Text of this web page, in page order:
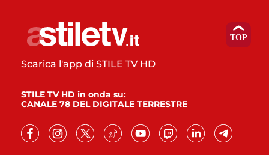
Scarica l'app di STILE TV HD
STILE TV HD in onda su:
CANALE 78 DEL DIGITALE TERRESTRE